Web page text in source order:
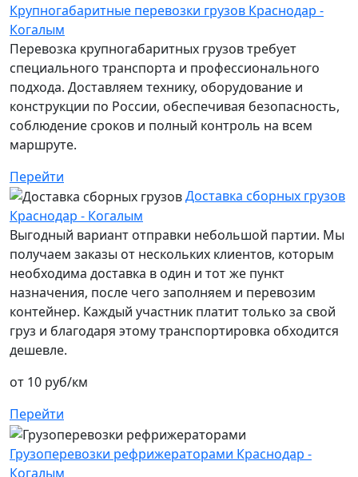
Крупногабаритные перевозки грузов Краснодар -
Когалым
Перевозка крупногабаритных грузов требует
специального транспорта и профессионального
подхода. Доставляем технику, оборудование и
конструкции по России, обеспечивая безопасность,
соблюдение сроков и полный контроль на всем
маршруте.
Перейти
Доставка сборных грузов
Краснодар - Когалым
Выгодный вариант отправки небольшой партии. Мы
получаем заказы от нескольких клиентов, которым
необходима доставка в один и тот же пункт
назначения, после чего заполняем и перевозим
контейнер. Каждый участник платит только за свой
груз и благодаря этому транспортировка обходится
дешевле.
от 10 руб/км
Перейти
Грузоперевозки рефрижераторами Краснодар -
Когалым